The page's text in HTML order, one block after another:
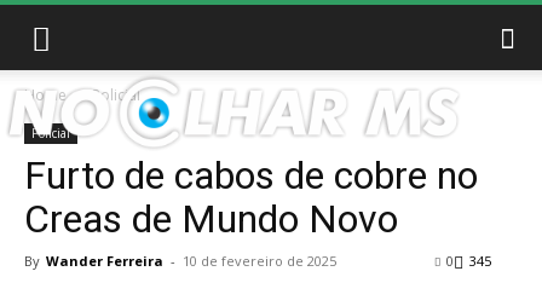
Home Policial
Policial
Furto de cabos de cobre no
Creas de Mundo Novo
By Wander Ferreira - 10 de fevereiro de 2025 345
0